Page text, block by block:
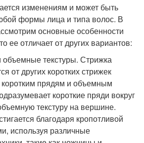
изменениям и может быть
формы лица и типа волос. В
основные особенности
ее отличает от других вариантов:
объемные текстуры. Стрижка
от других коротких стрижек
коротким прядям и объемным
короткие пряди вокруг
текстуру на вершине.
благодаря кропотливой
используя различные